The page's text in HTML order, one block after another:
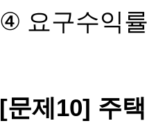
④ 요구수익
[문제 10] 주